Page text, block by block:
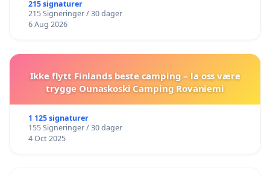
215 signaturer
215 Signeringer / 30 dager
6 Aug 2026
Ikke flytt Finlands beste camping – la oss være
trygge Ounaskoski Camping Rovaniemi
1 125 signaturer
155 Signeringer / 30 dager
4 Oct 2025